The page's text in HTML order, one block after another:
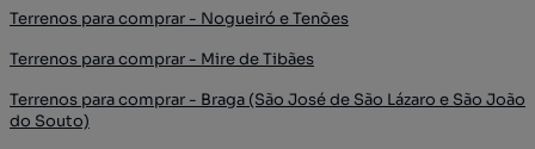
Terrenos para comprar - Nogueiró e Tenões
Terrenos para comprar - Mire de Tibães
Terrenos para comprar - Braga (São José de São Lázaro e São João
do Souto)